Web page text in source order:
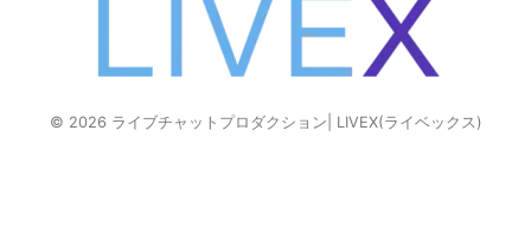
いチャットレディに、 「予約し
たんだからログインしてくださ
い」、なんてことも言わない。頑
張らなくても、自分をすり減らさ
しています。 自分のために頑張
きた。 今は、この2つのマークが
ついていれば海外ライブチャット
の合格ライン?です。 2026年の
今、CPUだけi7のミドルクラスで
© 2026 ライブチャットプロダクション| LIVEX(ライベックス)